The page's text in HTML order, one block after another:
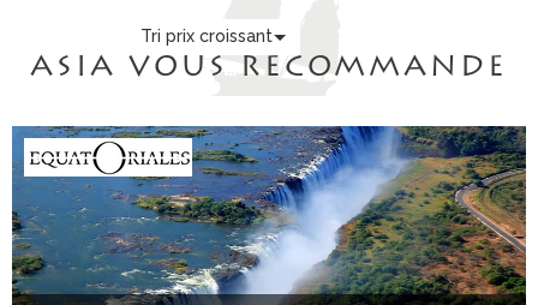
Tri prix croissant
ASIA VOUS RECOMMANDE